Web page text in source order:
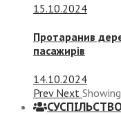
15.10.2024
Протаранив
пасажирів
14.10.2024
Prev Next Showing